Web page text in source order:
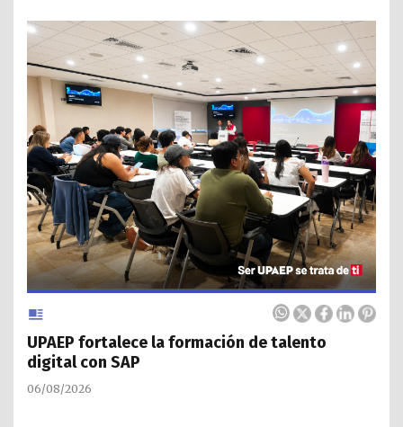
UPAEP fortalece la formación de talento
digital con SAP
06/08/2026